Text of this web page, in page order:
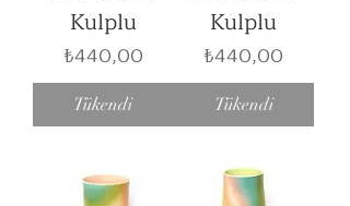
Kulplu
Fiyat
₺440,00
Tükendi
Kulplu
Fiyat
₺440,00
Tükendi